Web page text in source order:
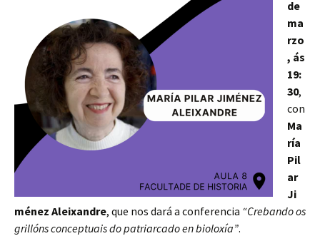
de
ma
rzo
, ás
19:
30,
con
Ma
ría
Pil
ar
Ji
ménez Aleixandre, que nos dará a conferencia “Crebando os
grillóns conceptuais do patriarcado en bioloxía”.